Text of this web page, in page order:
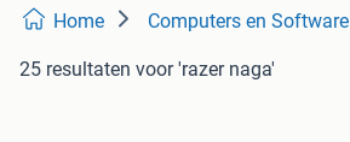
Home Computers en Software
25 resultaten voor 'razer naga'